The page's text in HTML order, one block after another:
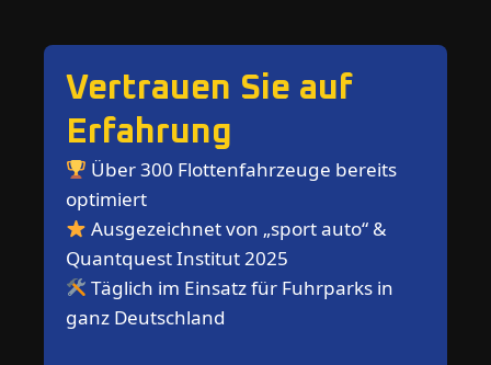
Vertrauen Sie auf
Erfahrung
Über 300 Flottenfahrzeuge bereits
optimiert
Ausgezeichnet von „sport auto“ &
Quantquest Institut 2025
Täglich im Einsatz für Fuhrparks in
ganz Deutschland